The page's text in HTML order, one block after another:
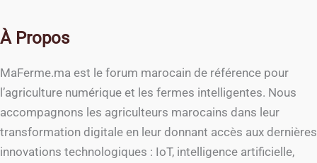
À Propos
MaFerme.ma est le forum marocain de référence pour
l’agriculture numérique et les fermes intelligentes. Nous
accompagnons les agriculteurs marocains dans leur
transformation digitale en leur donnant accès aux dernières
innovations technologiques : IoT, intelligence artificielle,